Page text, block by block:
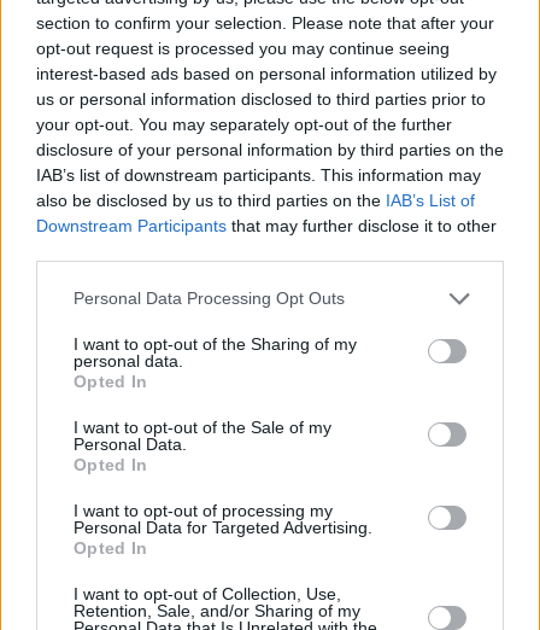
section to confirm your selection. Please note that after your
opt-out request is processed you may continue seeing
interest-based ads based on personal information utilized by
us or personal information disclosed to third parties prior to
your opt-out. You may separately opt-out of the further
disclosure of your personal information by third parties on the
IAB’s list of downstream participants. This information may
also be disclosed by us to third parties on the IAB’s List of
Downstream Participants that may further disclose it to other
Personal Data Processing Opt Outs
I want to opt-out of the Sharing of my
personal data.
Opted In
I want to opt-out of the Sale of my
Personal Data.
Opted In
I want to opt-out of processing my
Personal Data for Targeted Advertising.
Opted In
I want to opt-out of Collection, Use,
Retention, Sale, and/or Sharing of my
Naturwunder Okawango - Im Herzen des Deltas (
Natur+Reisen
Übersicht